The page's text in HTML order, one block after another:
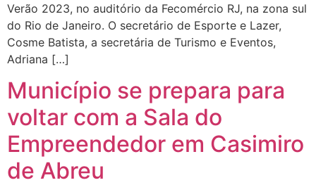
Verão 2023, no auditório da Fecomércio RJ, na zona sul
do Rio de Janeiro. O secretário de Esporte e Lazer,
Cosme Batista, a secretária de Turismo e Eventos,
Adriana […]
Município se prepara para
voltar com a Sala do
Empreendedor em Casimiro
de Abreu